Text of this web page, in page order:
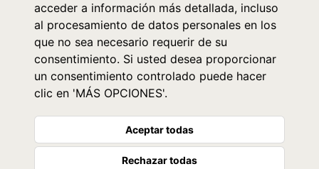
acceder a información más detallada, incluso
al procesamiento de datos personales en los
que no sea necesario requerir de su
consentimiento. Si usted desea proporcionar
un consentimiento controlado puede hacer
clic en 'MÁS OPCIONES'.
Aceptar todas
Rechazar todas